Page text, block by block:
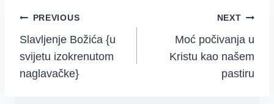
Post
navigation
PREVIOUS
Slavljenje Božića {u
svijetu izokrenutom
naglavačke}
NEXT
Moć počivanja u
Kristu kao našem
pastiru